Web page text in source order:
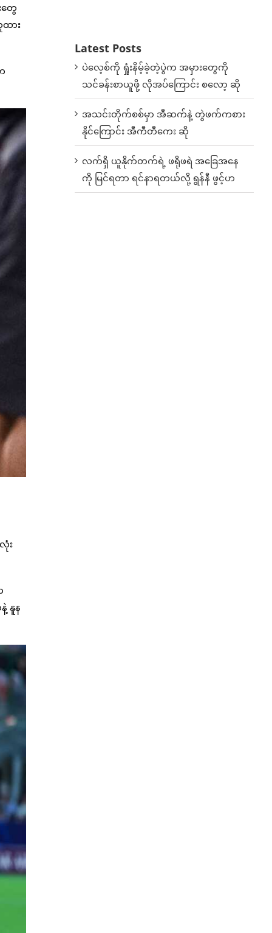
တွေ
ား
း
နူန
Latest Posts
ပဲလေ့စ်ကို ရှုံးနိမ့်ခဲ့တဲ့ပွဲက အမှားတွေကို
သင်ခန်းစာယူဖို့ လိုအပ်ကြောင်း စလော့ ဆို
အသင်းတိုက်စစ်မှာ အီဆက်နဲ့ တွဲဖက်ကစား
နိုင်ကြောင်း အီကီတီကေး ဆို
လက်ရှိ ယူနိုက်တက်ရဲ့ ဖရိုဖရဲ အခြေအနေ
ကို မြင်ရတာ ရင်နာရတယ်လို့ ရွန်နီ ဖွင့်ဟ